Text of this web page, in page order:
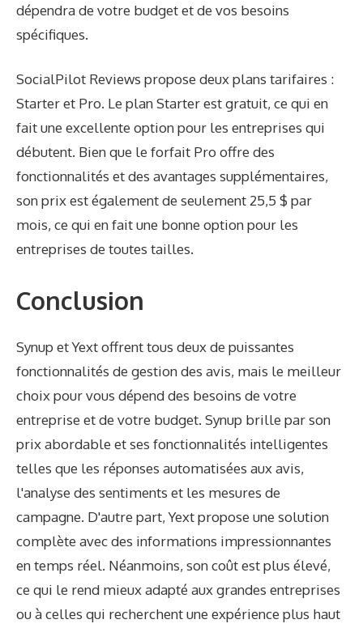
dépendra de votre budget et de vos besoins
spécifiques.
SocialPilot Reviews propose deux plans tarifaires :
Starter et Pro. Le plan Starter est gratuit, ce qui en
fait une excellente option pour les entreprises qui
débutent. Bien que le forfait Pro offre des
fonctionnalités et des avantages supplémentaires,
son prix est également de seulement 25,5 $ par
mois, ce qui en fait une bonne option pour les
entreprises de toutes tailles.
Conclusion
Synup et Yext offrent tous deux de puissantes
fonctionnalités de gestion des avis, mais le meilleur
choix pour vous dépend des besoins de votre
entreprise et de votre budget. Synup brille par son
prix abordable et ses fonctionnalités intelligentes
telles que les réponses automatisées aux avis,
l'analyse des sentiments et les mesures de
campagne. D'autre part, Yext propose une solution
complète avec des informations impressionnantes
en temps réel. Néanmoins, son coût est plus élevé,
ce qui le rend mieux adapté aux grandes entreprises
ou à celles qui recherchent une expérience plus haut